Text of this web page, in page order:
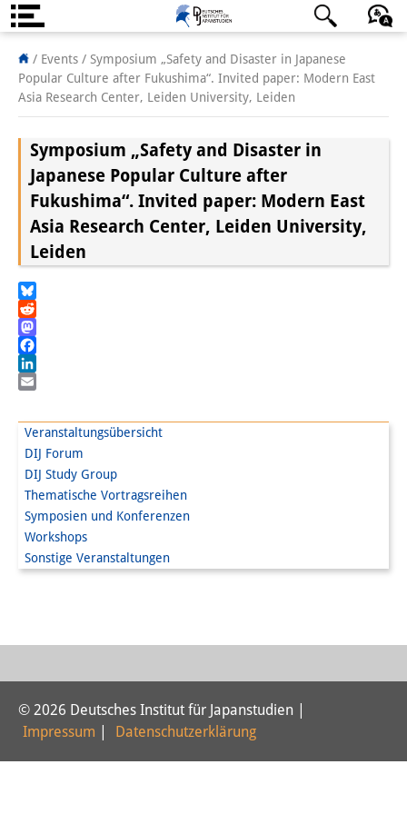
Über uns
Institut
Institutsleitung
Forschungsteam
Publikationen &
PraktikantInnen
DIJ Alumni
Forschung
Forschungsüberblick
Forschungsfeld:
Japan transregional
日本語 English Deutsch
/ Events / Symposium „Safety and Disaster in Japanese
Popular Culture after Fukushima“. Invited paper: Modern East
Asia Research Center, Leiden University, Leiden
Veranstaltungsübersicht
DIJ Forum
DIJ Study Group
Thematische Vortragsreihen
Symposien und Konferenzen
Workshops
Sonstige Veranstaltungen
Symposium „Safety and Disaster in
Japanese Popular Culture after
Fukushima“. Invited paper: Modern East
Asia Research Center, Leiden University,
Leiden
Bluesky
Reddit
Mastodon
Facebook
LinkedIn
© 2026 Deutsches Institut für Japanstudien |
Impressum
Datenschutzerklärung